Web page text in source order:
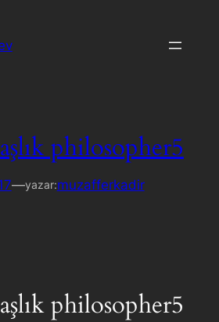
philosopher5
—yazar:muzafferkadir
philosopher5